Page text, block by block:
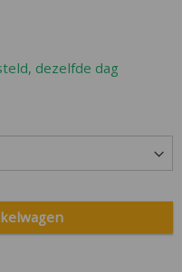
dezelfde dag